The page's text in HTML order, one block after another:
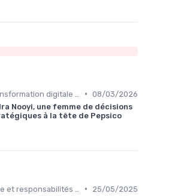
• 08/03/2026
Nooyi, une femme de décisions
à la tête de Pepsico
•
25/05/2025